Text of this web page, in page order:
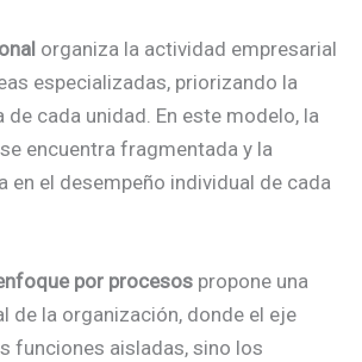
organiza la actividad empresarial
especializadas, priorizando la
de cada unidad. En este modelo, la
encuentra fragmentada y la
en el desempeño individual de cada
por procesos propone una
de la organización, donde el eje
funciones aisladas, sino los